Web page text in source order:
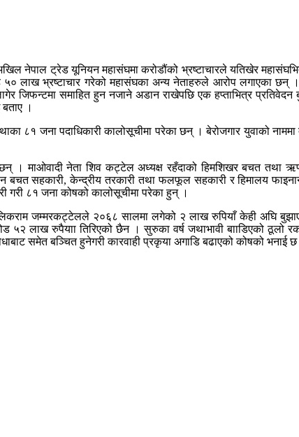
नेपाल ट्रेड यूनियन महासंघमा करोडौंको भ्रष्टाचारले यतिखेर
भ्रष्टाचार गरेको महासंघका अन्य नेताहरुले आरोप लगाएका छन् ।
जिफन्टमा समाहित हुन नजाने अडान राखेपछि एक हप्ताभित्र
।
८१ जना पदाधिकारी कालोसूचीमा परेका छन् । बेरोजगार युवाको
। माओवादी नेता शिव कट्टेल अध्यक्ष रहँदाको हिमशिखर बचत तथा
बचत सहकारी, केन्द्रीय तरकारी तथा फलफूल सहकारी र हिमालय
गरी ८१ जना कोषको कालोसूचीमा परेका हुन् ।
जम्मरकट्टेलले २०६८ सालमा लगेको २ लाख रुपियाँ केही अघि
लाख रुपैयाा तिरिएको छैन । सुरुका वर्ष जथाभावी बााडिएको ठूलो
समेत बञ्चित हुनेगरी कारवाही प्रकृया अगाडि बढाएको कोषको भनाई छ